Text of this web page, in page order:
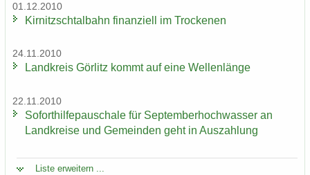
01.12.2010
Kir­nitzsch­tal­bahn fi­nan­zi­ell im Tro­cke­nen
24.11.2010
Land­kreis Gör­litz kommt auf eine Wel­len­län­ge
22.11.2010
So­fort­hil­fe­pau­scha­le für Sep­tem­ber­hoch­was­ser an
Land­krei­se und Ge­mein­den geht in Aus­zah­lung
Liste er­wei­tern ...